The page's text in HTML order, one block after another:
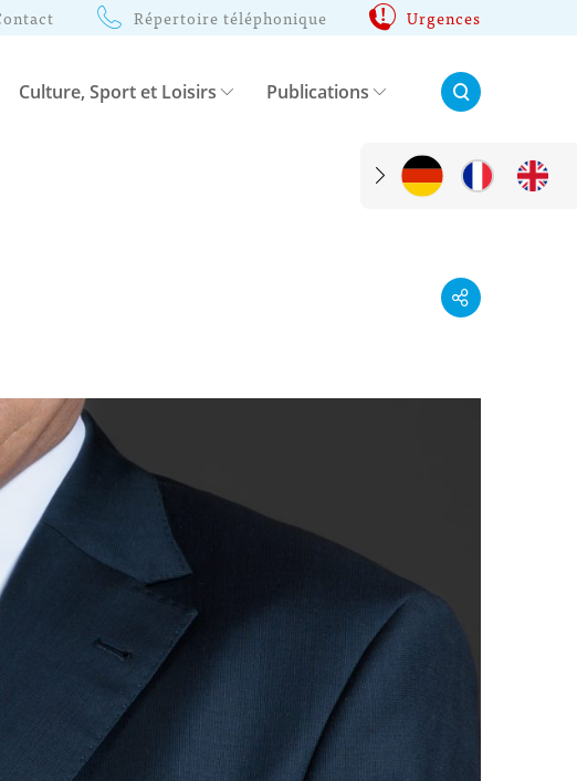
Répertoire téléphonique Urgences
Culture, Sport et Loisirs Publications Rechercher: